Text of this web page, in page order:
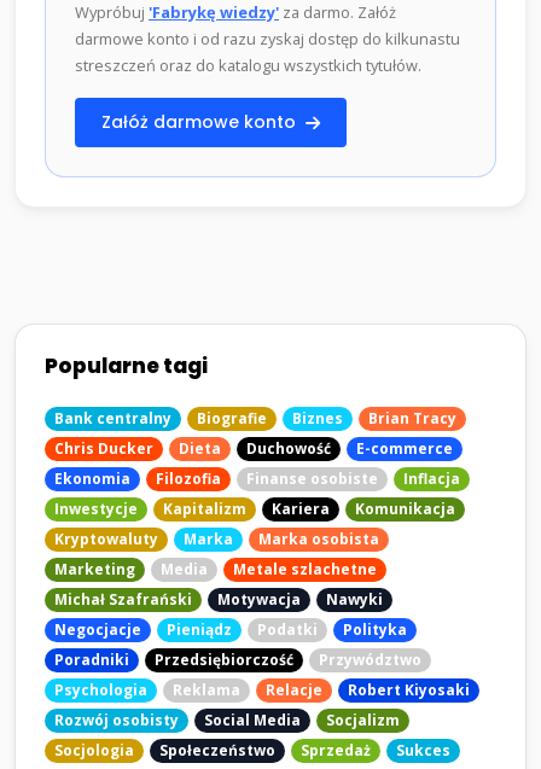
Wypróbuj 'Fabrykę wiedzy' za darmo. Załóż
darmowe konto i od razu zyskaj dostęp do kilkunastu
streszczeń oraz do katalogu wszystkich tytułów.
Załóż darmowe konto
Popularne tagi
Bank centralny Biografie Biznes
Brian Tracy
Chris Ducker
Dieta Duchowość
E-commerce
Ekonomia
Filozofia Finanse osobiste
Inflacja
Inwestycje
Kapitalizm Kariera
Komunikacja
Kryptowaluty
Marka
Marka osobista
Marketing
Media
Metale szlachetne
Michał Szafrański
Motywacja
Nawyki
Negocjacje
Pieniądz Podatki
Polityka
Poradniki
Przedsiębiorczość
Przywództwo
Psychologia
Reklama Relacje
Robert Kiyosaki
Rozwój osobisty
Social Media
Socjalizm
Socjologia
Społeczeństwo Sprzedaż
Sukces